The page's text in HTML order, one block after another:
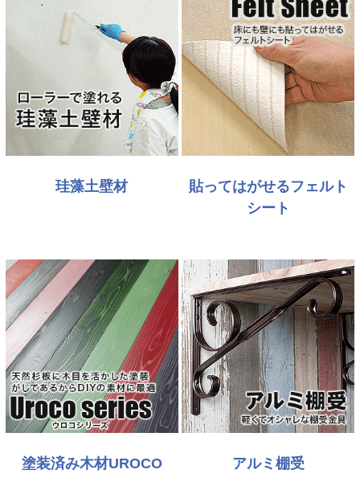
珪藻土壁材
貼ってはがせるフェルト
シート
塗装済み木材UROCO アルミ棚受